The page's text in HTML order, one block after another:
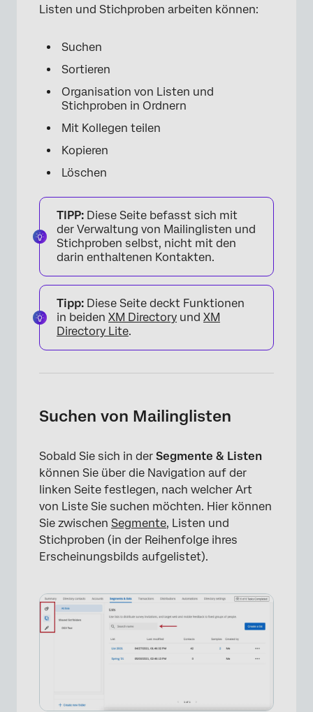
Listen als Favoriten markieren
Stichproben
FAQs
Listen und Stichproben arbeiten können:
Suchen
Sortieren
Organisation von Listen und
Stichproben in Ordnern
Mit Kollegen teilen
Kopieren
Löschen
TIPP: Diese Seite befasst sich mit
der Verwaltung von Mailinglisten und
Stichproben selbst, nicht mit den
darin enthaltenen Kontakten.
Tipp: Diese Seite deckt Funktionen
in beiden XM Directory und XM
Directory Lite.
Suchen von Mailinglisten
Sobald Sie sich in der Segmente & Listen
können Sie über die Navigation auf der
linken Seite festlegen, nach welcher Art
von Liste Sie suchen möchten. Hier können
Sie zwischen Segmente, Listen und
Stichproben (in der Reihenfolge ihres
Erscheinungsbilds aufgelistet).